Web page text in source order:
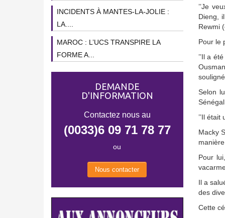
’’Je
Dieng,
Rewmi
Pour le
’’Il a
Selon
’’Il
Macky
Pour
Il a
des
Cette
INCIDENTS À MANTES-LA-JOLIE :
LA....
MAROC : L’UCS TRANSPIRE LA
FORME A...
DEMANDE
D'INFORMATION
Contactez nous au
(0033)6 09 71 78 77
ou
Nous contacter